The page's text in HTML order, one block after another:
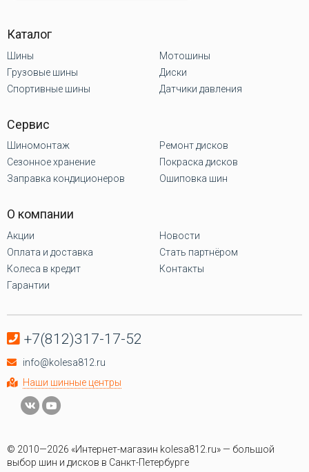
Каталог
Шины
Грузовые шины
Спортивные шины
Мотошины
Диски
Датчики давления
Сервис
Шиномонтаж
Сезонное хранение
Заправка кондиционеров
Ремонт дисков
Покраска дисков
Ошиповка шин
О компании
Акции
Оплата и доставка
Колеса в кредит
Гарантии
Новости
Стать партнёром
Контакты
+7(812)317-17-52
info@kolesa812.ru
Наши шинные центры
© 2010—2026 «Интернет-магазин kolesa812.ru» — большой
выбор шин и дисков в Санкт-Петербурге